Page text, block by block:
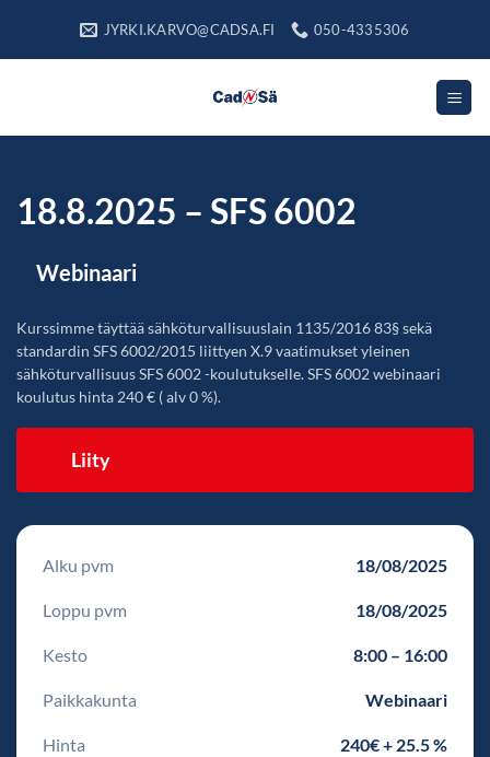
JYRKI.KARVO@CADSA.FI 050-4335306
18.8.2025 – SFS 6002
Webinaari
Kurssimme täyttää sähköturvallisuuslain 1135/2016 83§ sekä
standardin SFS 6002/2015 liittyen X.9 vaatimukset yleinen
sähköturvallisuus SFS 6002 -koulutukselle. SFS 6002 webinaari
koulutus hinta 240 € ( alv 0 %).
Liity
Alku pvm 18/08/2025
Loppu pvm 18/08/2025
Kesto 8:00 – 16:00
Paikkakunta Webinaari
Hinta 240€ + 25.5 %